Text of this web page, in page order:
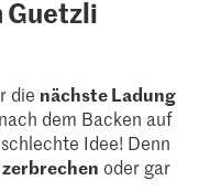
Guetzli
die nächste Ladung
dem Backen auf
Idee! Denn
zerbrechen oder gar